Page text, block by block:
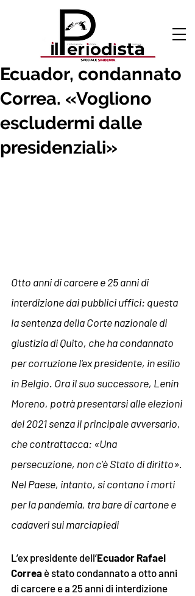
Ecuador, condannato
Correa. «Vogliono
escludermi dalle
presidenziali»
Otto anni di carcere e 25 anni di
interdizione dai pubblici uffici: questa
la sentenza della Corte nazionale di
giustizia di Quito, che ha condannato
per corruzione l'ex presidente, in esilio
in Belgio. Ora il suo successore, Lenín
Moreno, potrà presentarsi alle elezioni
del 2021 senza il principale avversario,
che contrattacca: «Una
persecuzione, non c'è Stato di diritto».
Nel Paese, intanto, si contano i morti
per la pandemia, tra bare di cartone e
cadaveri sui marciapiedi
L’ex presidente dell’Ecuador Rafael
Correa è stato condannato a otto anni
di carcere e a 25 anni di interdizione